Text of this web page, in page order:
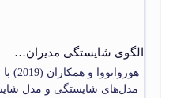
الگوی شایستگی مدیران…
مدل‌های شایستگی و مدل